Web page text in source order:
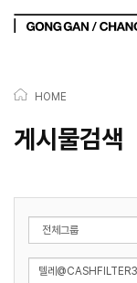
HOME
게시물검색